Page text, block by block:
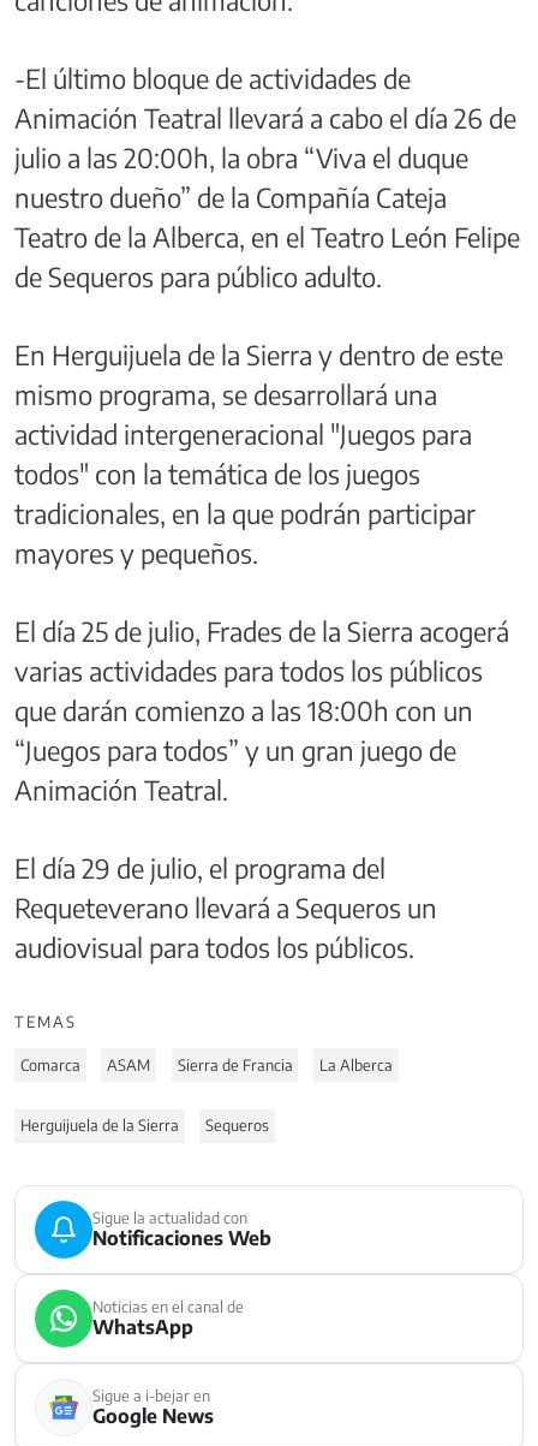
-El último bloque de actividades de
Animación Teatral llevará a cabo el día 26 de
julio a las 20:00h, la obra “Viva el duque
nuestro dueño” de la Compañía Cateja
Teatro de la Alberca, en el Teatro León Felipe
de Sequeros para público adulto.
En Herguijuela de la Sierra y dentro de este
mismo programa, se desarrollará una
actividad intergeneracional "Juegos para
todos" con la temática de los juegos
tradicionales, en la que podrán participar
mayores y pequeños.
El día 25 de julio, Frades de la Sierra acogerá
varias actividades para todos los públicos
que darán comienzo a las 18:00h con un
“Juegos para todos” y un gran juego de
Animación Teatral.
El día 29 de julio, el programa del
Requeteverano llevará a Sequeros un
audiovisual para todos los públicos.
TEMAS
Comarca ASAM Sierra de Francia La Alberca
Herguijuela de la Sierra Sequeros
Sigue la actualidad con
Notificaciones Web
Noticias en el canal de
WhatsApp
Sigue a i-bejar en
Google News